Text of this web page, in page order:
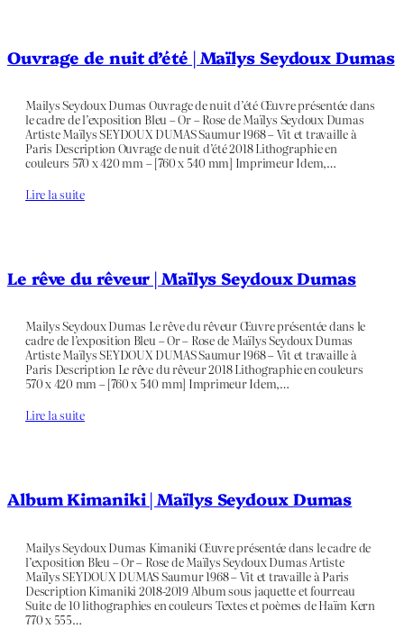
Ouvrage de nuit d’été | Maïlys Seydoux Dumas
Mailys Seydoux Dumas Ouvrage de nuit d’été Œuvre présentée dans
le cadre de l’exposition Bleu – Or – Rose de Maïlys Seydoux Dumas
Artiste Maïlys SEYDOUX DUMAS Saumur 1968 – Vit et travaille à
Paris Description Ouvrage de nuit d’été 2018 Lithographie en
couleurs 570 x 420 mm – [760 x 540 mm] Imprimeur Idem,…
Lire la suite
Le rêve du rêveur | Maïlys Seydoux Dumas
Mailys Seydoux Dumas Le rêve du rêveur Œuvre présentée dans le
cadre de l’exposition Bleu – Or – Rose de Maïlys Seydoux Dumas
Artiste Maïlys SEYDOUX DUMAS Saumur 1968 – Vit et travaille à
Paris Description Le rêve du rêveur 2018 Lithographie en couleurs
570 x 420 mm – [760 x 540 mm] Imprimeur Idem,…
Lire la suite
Album Kimaniki | Maïlys Seydoux Dumas
Mailys Seydoux Dumas Kimaniki Œuvre présentée dans le cadre de
l’exposition Bleu – Or – Rose de Maïlys Seydoux Dumas Artiste
Maïlys SEYDOUX DUMAS Saumur 1968 – Vit et travaille à Paris
Description Kimaniki 2018-2019 Album sous jaquette et fourreau
Suite de 10 lithographies en couleurs Textes et poèmes de Haïm Kern
770 x 555…